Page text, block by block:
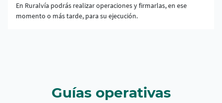
En Ruralvía podrás realizar operaciones y firmarlas, en ese
momento o más tarde, para su ejecución.
Guías operativas